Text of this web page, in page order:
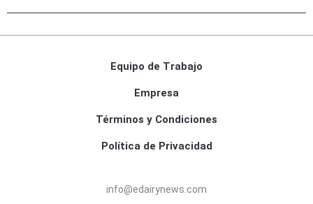
Equipo de Trabajo
Empresa
Términos y Condiciones
Política de Privacidad
info@edairynews.com